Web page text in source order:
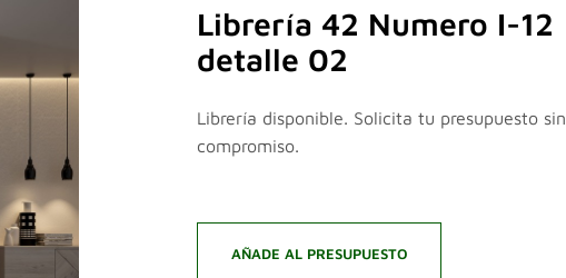
Librería 42 Numero I-12
detalle 02
Librería disponible. Solicita tu presupuesto sin
compromiso.
AÑADE AL PRESUPUESTO